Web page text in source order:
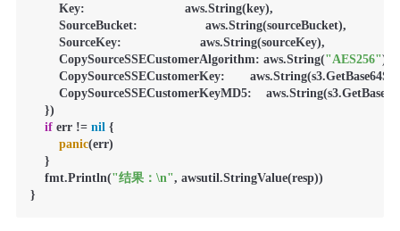
        Key:                            aws.String(key),
SourceBucket:
SourceKey:
        CopySourceSSECustomerAlgorithm: aws.String(
"AES256"
CopySourceSSECustomerKey:
CopySourceSSECustomerKeyMD5:
    })
if err != nil {
panic(err)
    }
    fmt.Println(
"结果：\n", awsutil.StringValue(resp))
}